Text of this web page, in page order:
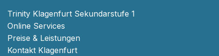
Trinity Klagenfurt Sekundarstufe 1
Online Services
Preise & Leistungen
Kontakt Klagenfurt